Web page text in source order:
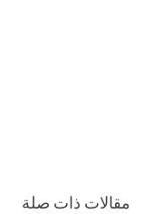
مقالات ذات صلة